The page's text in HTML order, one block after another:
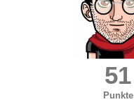
51
Punkte